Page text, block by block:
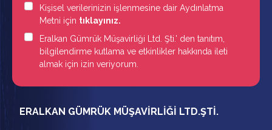
Kişisel verilerinizin işlenmesine dair Aydınlatma
Metni için tıklayınız.
Eralkan Gümrük Müşavirliği Ltd. Şti.' den tanıtım,
bilgilendirme kutlama ve etkinlikler hakkında ileti
almak için izin veriyorum.
ERALKAN GÜMRÜK MÜŞAVİRLİĞİ LTD.ŞTİ.